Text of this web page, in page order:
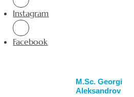
Instagram
Facebook
M.Sc. Georgi
Aleksandrov